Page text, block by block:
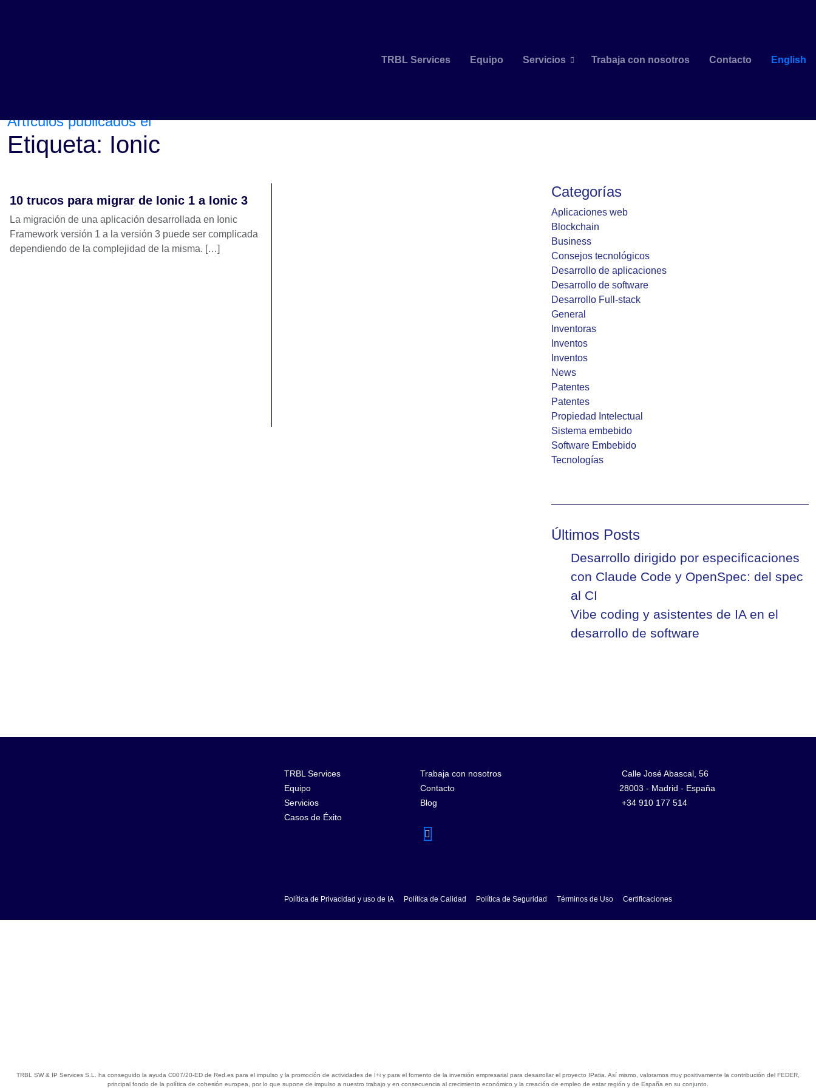
TRBL Services Equipo Servicios Trabaja con nosotros Contacto English
Artículos publicados el
Etiqueta: Ionic
10 trucos para migrar de Ionic 1 a Ionic 3
La migración de una aplicación desarrollada en Ionic
Framework versión 1 a la versión 3 puede ser complicada
dependiendo de la complejidad de la misma. […]
Categorías
Aplicaciones web
Blockchain
Business
Consejos tecnológicos
Desarrollo de aplicaciones
Desarrollo de software
Desarrollo Full-stack
General
Inventoras
Inventos
Inventos
News
Patentes
Patentes
Propiedad Intelectual
Sistema embebido
Software Embebido
Tecnologías
Últimos Posts
Desarrollo dirigido por especificaciones
con Claude Code y OpenSpec: del spec
al CI
Vibe coding y asistentes de IA en el
desarrollo de software
TRBL Services
Equipo
Servicios
Casos de Éxito
Trabaja con nosotros
Contacto
Blog
Calle José Abascal, 56
28003 - Madrid - España
+34 910 177 514
Política de Privacidad y uso de IA Política de Calidad Política de Seguridad Términos de Uso Certificaciones
TRBL SW & IP Services S.L. ha conseguido la ayuda C007/20-ED de Red.es para el impulso y la promoción de actividades de I+i y para el fomento de la inversión empresarial para desarrollar el proyecto IPatia. Así mismo, valoramos muy positivamente la contribución del FEDER,
principal fondo de la política de cohesión europea, por lo que supone de impulso a nuestro trabajo y en consecuencia al crecimiento económico y la creación de empleo de estar región y de España en su conjunto.